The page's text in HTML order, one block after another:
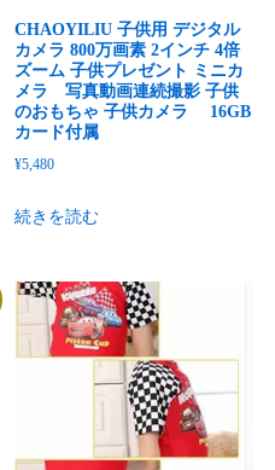
CHAOYILIU 子供用 デジタル
カメラ 800万画素 2インチ 4倍
ズーム 子供プレゼント ミニカ
メラ 写真動画連続撮影 子供
のおもちゃ 子供カメラ 16GB
カード付属
¥5,480
続きを読む